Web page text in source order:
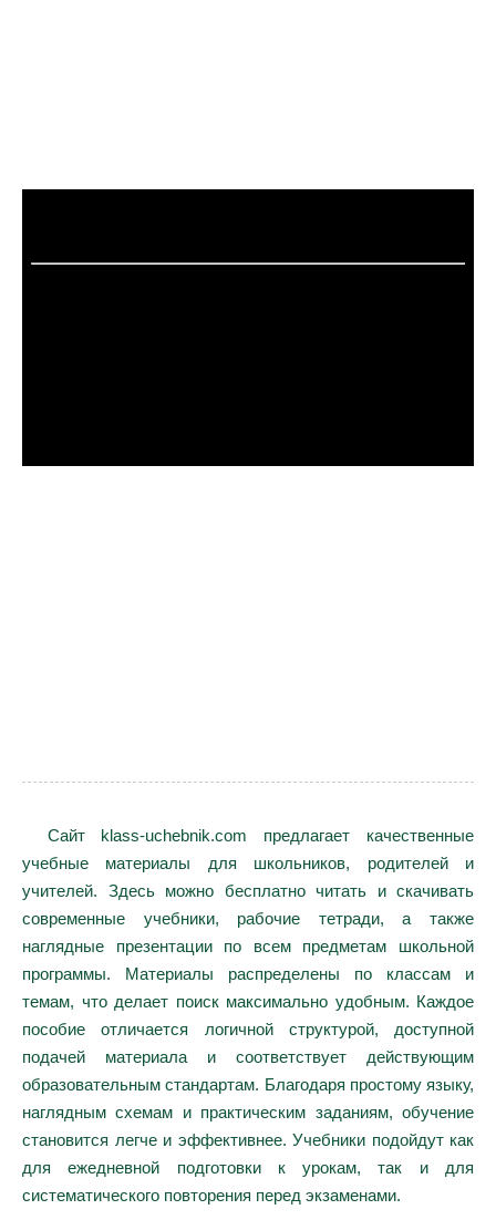
Сайт klass-uchebnik.com предлагает качественные
учебные материалы для школьников, родителей и
учителей. Здесь можно бесплатно читать и скачивать
современные учебники, рабочие тетради, а также
наглядные презентации по всем предметам школьной
программы. Материалы распределены по классам и
темам, что делает поиск максимально удобным. Каждое
пособие отличается логичной структурой, доступной
подачей материала и соответствует действующим
образовательным стандартам. Благодаря простому языку,
наглядным схемам и практическим заданиям, обучение
становится легче и эффективнее. Учебники подойдут как
для ежедневной подготовки к урокам, так и для
систематического повторения перед экзаменами.